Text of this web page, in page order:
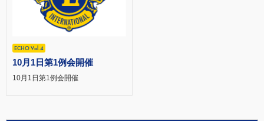
ECHO Vol.4
10月1日第1例会開催
10月1日第1例会開催